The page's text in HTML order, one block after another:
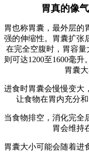
胃真的像
胃也称胃囊，最外层的
强的伸缩性。胃囊扩张
在完全空腹时，胃容量
则可达1200至1600毫
胃囊
进食时胃囊会慢慢变大
让食物在胃内充分
当食物排空，消化完全
胃会维持
胃囊大小可能会随着进